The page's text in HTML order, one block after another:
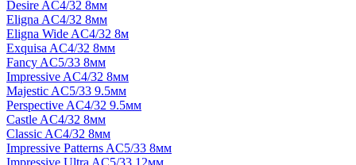
Desire AC4/32 8мм
Eligna AC4/32 8мм
Eligna Wide AC4/32 8м
Exquisa AC4/32 8мм
Fancy AC5/33 8мм
Impressive AC4/32 8мм
Majestic AC5/33 9.5мм
Perspective AC4/32 9.5мм
Castle AC4/32 8мм
Classic AC4/32 8мм
Impressive Patterns AC5/33 8мм
Impressive Ultra AC5/33 12мм